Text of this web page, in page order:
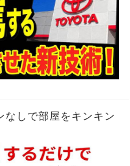
なしで部屋をキンキン